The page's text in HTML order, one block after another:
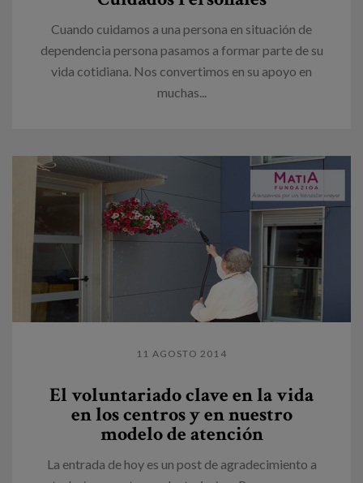
Cuando cuidamos a una persona en situación de
dependencia persona pasamos a formar parte de su
vida cotidiana. Nos convertimos en su apoyo en
muchas...
11 AGOSTO 2014
El voluntariado clave en la vida
en los centros y en nuestro
modelo de atención
La entrada de hoy es un post de agradecimiento a